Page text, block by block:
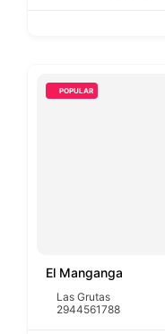
POPULAR
El Manganga
Las Grutas
2944561788